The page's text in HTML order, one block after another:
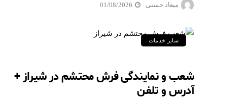
میعاد حسنی 01/08/2026
سایر خدمات
شعب و نمایندگی فرش محتشم در شیراز +
آدرس و تلفن